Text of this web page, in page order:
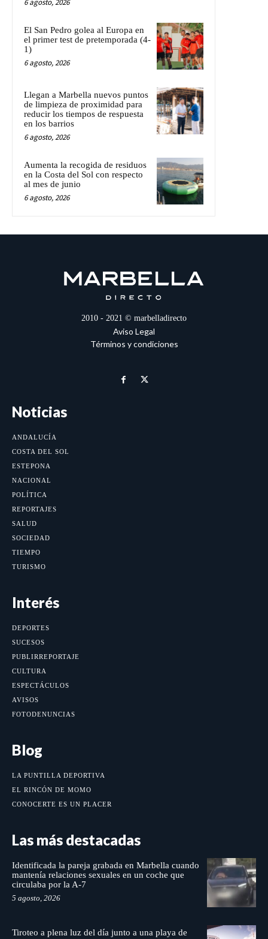
El San Pedro golea al Europa en
el primer test de pretemporada (4-
1)
6 agosto, 2026
Llegan a Marbella nuevos puntos
de limpieza de proximidad para
reducir los tiempos de respuesta
en los barrios
6 agosto, 2026
Aumenta la recogida de residuos
en la Costa del Sol con respecto
al mes de junio
6 agosto, 2026
2010 - 2021 © marbelladirecto
Aviso Legal
Términos y condiciones
Noticias
ANDALUCÍA
COSTA DEL SOL
ESTEPONA
NACIONAL
POLÍTICA
REPORTAJES
SALUD
SOCIEDAD
TIEMPO
TURISMO
Interés
DEPORTES
SUCESOS
PUBLIRREPORTAJE
CULTURA
ESPECTÁCULOS
AVISOS
FOTODENUNCIAS
Blog
LA PUNTILLA DEPORTIVA
EL RINCÓN DE MOMO
CONOCERTE ES UN PLACER
Las más destacadas
Identificada la pareja grabada en Marbella cuando
mantenía relaciones sexuales en un coche que
circulaba por la A-7
5 agosto, 2026
Tiroteo a plena luz del día junto a una playa de